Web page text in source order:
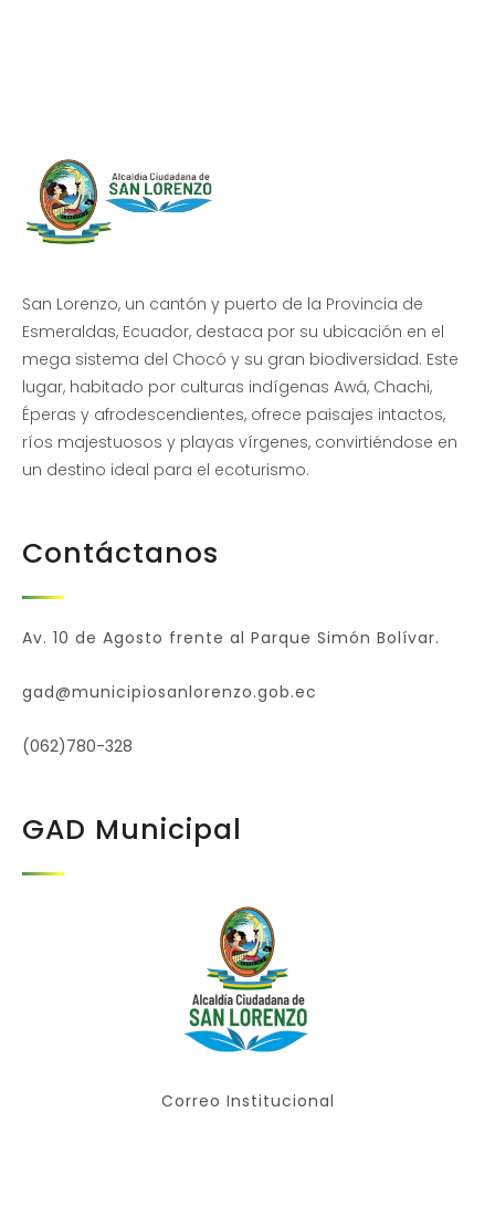
San Lorenzo, un cantón y puerto de la Provincia de
Esmeraldas, Ecuador, destaca por su ubicación en el
mega sistema del Chocó y su gran biodiversidad. Este
lugar, habitado por culturas indígenas Awá, Chachi,
Éperas y afrodescendientes, ofrece paisajes intactos,
ríos majestuosos y playas vírgenes, convirtiéndose en
un destino ideal para el ecoturismo.
Contáctanos
Av. 10 de Agosto frente al Parque Simón Bolívar.
gad@municipiosanlorenzo.gob.ec
(062)780-328
GAD Municipal
Correo Institucional